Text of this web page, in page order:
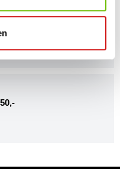
Community. Ontvang
én ontdek de
te presenteren.